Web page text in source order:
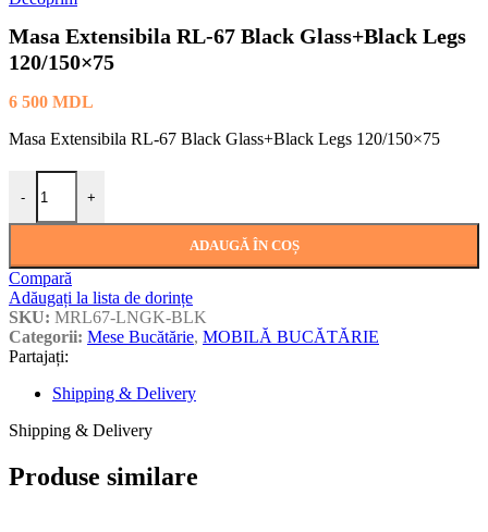
Masa Extensibila RL-67 Black Glass+Black Legs
120/150×75
6 500 MDL
Masa Extensibila RL-67 Black Glass+Black Legs 120/150×75
-
Cantitate Masa Extensibila RL-67 Black Glass+Black Legs 120/
+
ADAUGĂ ÎN COȘ
Compară
Adăugați la lista de dorințe
SKU: MRL67-LNGK-BLK
Categorii: Mese Bucătărie, MOBILĂ BUCĂTĂRIE
Partajați:
Shipping & Delivery
Shipping & Delivery
Produse similare